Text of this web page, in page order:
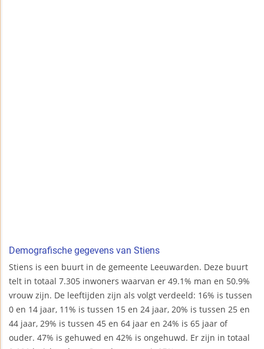
Demografische gegevens van Stiens
Stiens is een buurt in de gemeente Leeuwarden. Deze buurt
telt in totaal 7.305 inwoners waarvan er 49.1% man en 50.9%
vrouw zijn. De leeftijden zijn als volgt verdeeld: 16% is tussen
0 en 14 jaar, 11% is tussen 15 en 24 jaar, 20% is tussen 25 en
44 jaar, 29% is tussen 45 en 64 jaar en 24% is 65 jaar of
ouder. 47% is gehuwed en 42% is ongehuwd. Er zijn in totaal